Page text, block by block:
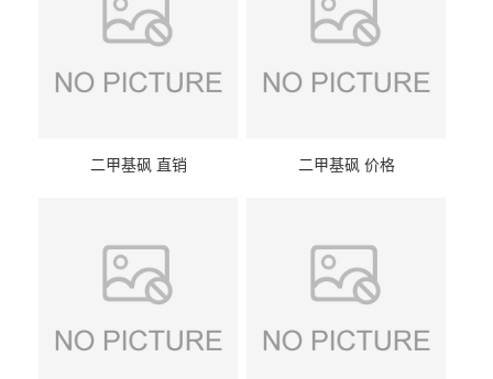
二甲基砜 直销 二甲基砜 价格